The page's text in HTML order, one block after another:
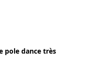
pole dance très